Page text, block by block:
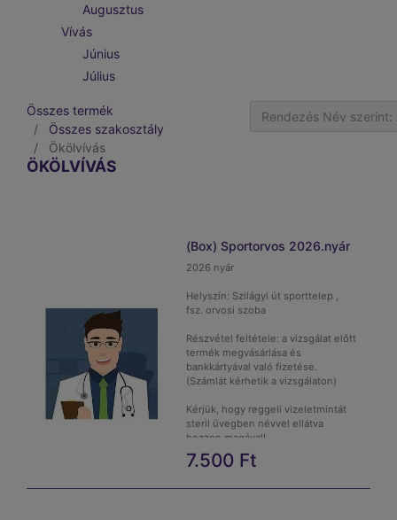
Augusztus
Vívás
Június
Július
Összes termék
Összes szakosztály
Ökölvívás
ÖKÖLVÍVÁS
Rendezés Név szerint:
(Box) Sportorvos 2026.nyár
2026 nyár
Helyszín: Szilágyi út sporttelep ,
fsz. orvosi szoba
Részvétel feltétele: a vizsgálat előtt
termék megvásárlása és
bankkártyával való fizetése.
(Számlát kérhetik a vizsgálaton)
Kérjük, hogy reggeli vizeletmintát
steril üvegben névvel ellátva
hozzon magával!
Kérjük a sportolói kérdőívet szülő
7.500 Ft